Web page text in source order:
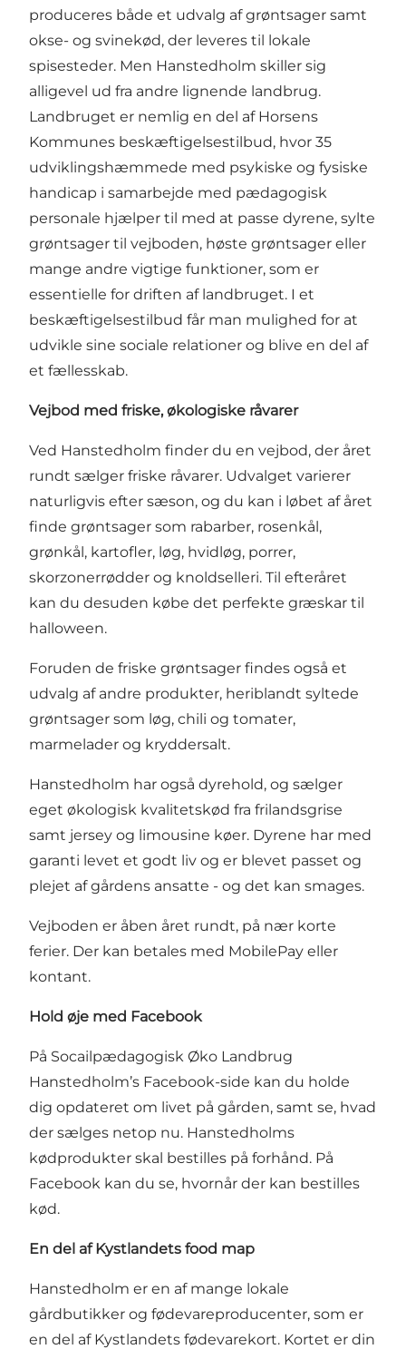
produceres både et udvalg af grøntsager samt
okse- og svinekød, der leveres til lokale
spisesteder. Men Hanstedholm skiller sig
alligevel ud fra andre lignende landbrug.
Landbruget er nemlig en del af Horsens
Kommunes beskæftigelsestilbud, hvor 35
udviklingshæmmede med psykiske og fysiske
handicap i samarbejde med pædagogisk
personale hjælper til med at passe dyrene, sylte
grøntsager til vejboden, høste grøntsager eller
mange andre vigtige funktioner, som er
essentielle for driften af landbruget. I et
beskæftigelsestilbud får man mulighed for at
udvikle sine sociale relationer og blive en del af
et fællesskab.
Vejbod med friske, økologiske råvarer
Ved Hanstedholm finder du en vejbod, der året
rundt sælger friske råvarer. Udvalget varierer
naturligvis efter sæson, og du kan i løbet af året
finde grøntsager som rabarber, rosenkål,
grønkål, kartofler, løg, hvidløg, porrer,
skorzonerrødder og knoldselleri. Til efteråret
kan du desuden købe det perfekte græskar til
halloween.
Foruden de friske grøntsager findes også et
udvalg af andre produkter, heriblandt syltede
grøntsager som løg, chili og tomater,
marmelader og kryddersalt.
Hanstedholm har også dyrehold, og sælger
eget økologisk kvalitetskød fra frilandsgrise
samt jersey og limousine køer. Dyrene har med
garanti levet et godt liv og er blevet passet og
plejet af gårdens ansatte - og det kan smages.
Vejboden er åben året rundt, på nær korte
ferier. Der kan betales med MobilePay eller
kontant.
Hold øje med Facebook
På Socailpædagogisk Øko Landbrug
Hanstedholm’s Facebook-side kan du holde
dig opdateret om livet på gården, samt se, hvad
der sælges netop nu. Hanstedholms
kødprodukter skal bestilles på forhånd. På
Facebook kan du se, hvornår der kan bestilles
kød.
En del af Kystlandets food map
Hanstedholm er en af mange lokale
gårdbutikker og fødevareproducenter, som er
en del af Kystlandets fødevarekort. Kortet er din